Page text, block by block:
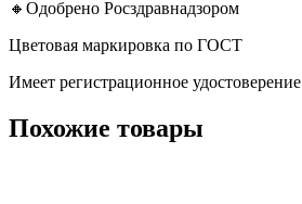
🔸Одобрено Росздравнадзором
Цветовая маркировка по ГОСТ
Имеет регистрационное удостоверение
Похожие товары